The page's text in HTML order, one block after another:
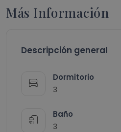
Más Información
Descripción general
Dormitorio
3
Baño
3